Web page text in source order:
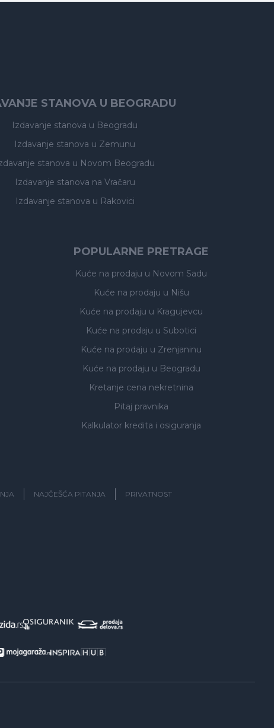
STANOVA U BEOGRADU
Izdavanje stanova u Beogradu
Izdavanje stanova u Zemunu
stanova u Novom Beogradu
Izdavanje stanova na Vračaru
Izdavanje stanova u Rakovici
POPULARNE PRETRAGE
Kuće na prodaju u Novom Sadu
Kuće na prodaju u Nišu
Kuće na prodaju u Kragujevcu
Kuće na prodaju u Subotici
Kuće na prodaju u Zrenjaninu
Kuće na prodaju u Beogradu
Kretanje cena nekretnina
Pitaj pravnika
Kalkulator kredita i osiguranja
NAJČEŠĆA PITANJA PRIVATNOST